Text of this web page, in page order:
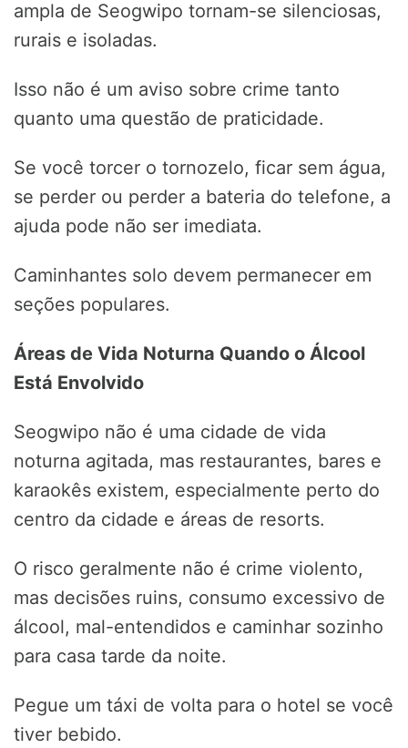
ampla de Seogwipo tornam-se silenciosas,
rurais e isoladas.
Isso não é um aviso sobre crime tanto
quanto uma questão de praticidade.
Se você torcer o tornozelo, ficar sem água,
se perder ou perder a bateria do telefone, a
ajuda pode não ser imediata.
Caminhantes solo devem permanecer em
seções populares.
Áreas de Vida Noturna Quando o Álcool
Está Envolvido
Seogwipo não é uma cidade de vida
noturna agitada, mas restaurantes, bares e
karaokês existem, especialmente perto do
centro da cidade e áreas de resorts.
O risco geralmente não é crime violento,
mas decisões ruins, consumo excessivo de
álcool, mal-entendidos e caminhar sozinho
para casa tarde da noite.
Pegue um táxi de volta para o hotel se você
tiver bebido.